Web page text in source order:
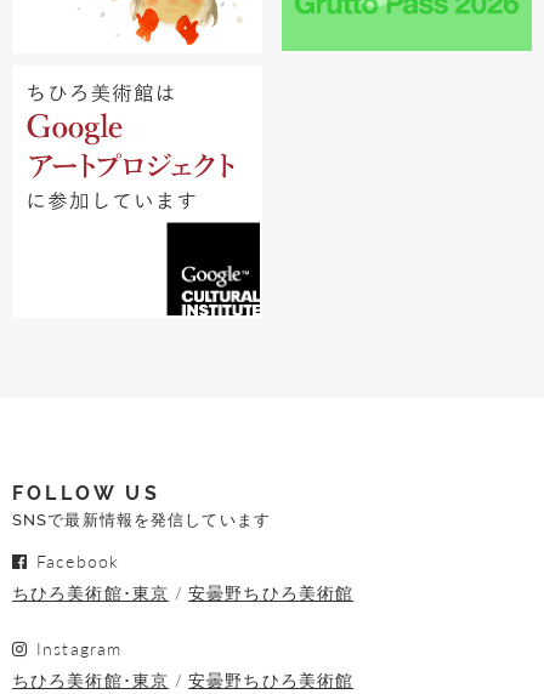
FOLLOW US
SNSで最新情報を発信しています
Facebook
ちひろ美術館･東京
安曇野ちひろ美術館
Instagram
ちひろ美術館･東京
安曇野ちひろ美術館